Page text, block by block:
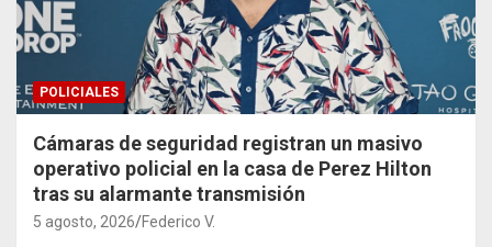
POLICIALES
Cámaras de seguridad registran un masivo
operativo policial en la casa de Perez Hilton
tras su alarmante transmisión
5 agosto, 2026 Federico V.